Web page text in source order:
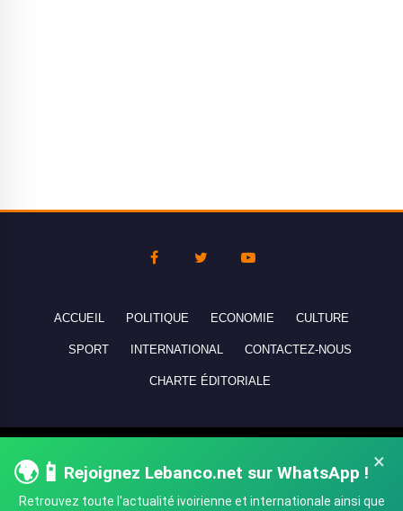
×
🌍📱 Rejoignez Lebanco.net sur WhatsApp !
Retrouvez toute l'actualité ivoirienne et internationale ainsi que
ACCUEIL POLITIQUE ECONOMIE CULTURE
SPORT INTERNATIONAL CONTACTEZ-NOUS
CHARTE ÉDITORIALE
réservés - All rights reserved.